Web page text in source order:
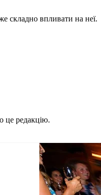
складно впливати на неї.
це редакцію.